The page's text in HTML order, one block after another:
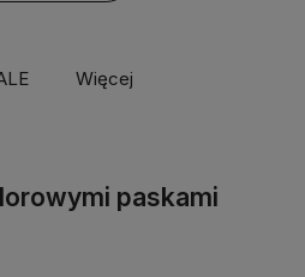
Więcej
paskami